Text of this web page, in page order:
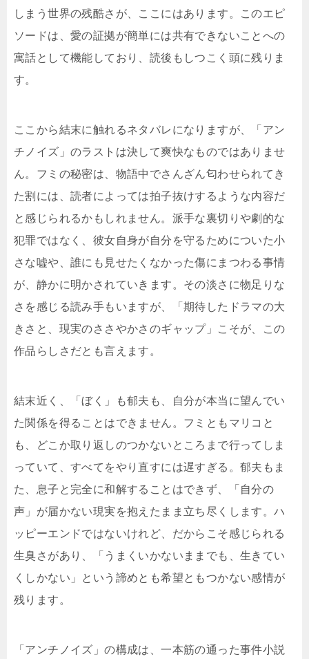
しまう世界の残酷さが、ここにはあります。このエピ
ソードは、愛の証拠が簡単には共有できないことへの
寓話として機能しており、読後もしつこく頭に残りま
す。
ここから結末に触れるネタバレになりますが、「アン
チノイズ」のラストは決して爽快なものではありませ
ん。フミの秘密は、物語中でさんざん匂わせられてき
た割には、読者によっては拍子抜けするような内容だ
と感じられるかもしれません。派手な裏切りや劇的な
犯罪ではなく、彼女自身が自分を守るためについた小
さな嘘や、誰にも見せたくなかった傷にまつわる事情
が、静かに明かされていきます。その淡さに物足りな
さを感じる読み手もいますが、「期待したドラマの大
きさと、現実のささやかさのギャップ」こそが、この
作品らしさだとも言えます。
結末近く、「ぼく」も郁夫も、自分が本当に望んでい
た関係を得ることはできません。フミともマリコと
も、どこか取り返しのつかないところまで行ってしま
っていて、すべてをやり直すには遅すぎる。郁夫もま
た、息子と完全に和解することはできず、「自分の
声」が届かない現実を抱えたまま立ち尽くします。ハ
ッピーエンドではないけれど、だからこそ感じられる
生臭さがあり、「うまくいかないままでも、生きてい
くしかない」という諦めとも希望ともつかない感情が
残ります。
「アンチノイズ」の構成は、一本筋の通った事件小説